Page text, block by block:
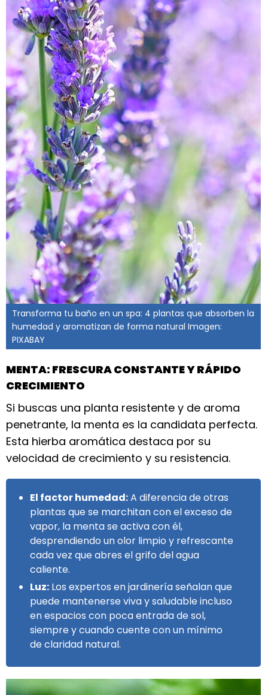
Transforma tu baño en un spa: 4 plantas que absorben la
humedad y aromatizan de forma natural Imagen:
PIXABAY
MENTA: FRESCURA CONSTANTE Y RÁPIDO
CRECIMIENTO
Si buscas una planta resistente y de aroma
penetrante, la menta es la candidata perfecta.
Esta hierba aromática destaca por su
velocidad de crecimiento y su resistencia.
El factor humedad:A diferencia de otras
plantas que se marchitan con el exceso de
vapor, la menta se activa con él,
desprendiendo un olor limpio y refrescante
cada vez que abres el grifo del agua
caliente.
Luz: Los expertos en jardinería señalan que
puede mantenerse viva y saludable incluso
en espacios con poca entrada de sol,
siempre y cuando cuente con un mínimo
de claridad natural.